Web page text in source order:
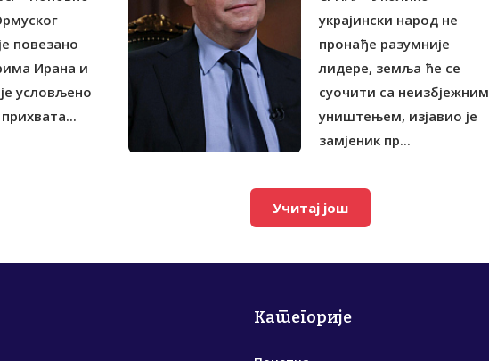
повезано
Ирана и
условљено
украјински народ не
пронађе разумније
лидере, земља ће се
суочити са неизбјежним
уништењем, изјавио је
замјеник пр...
Учитај још
Категорије